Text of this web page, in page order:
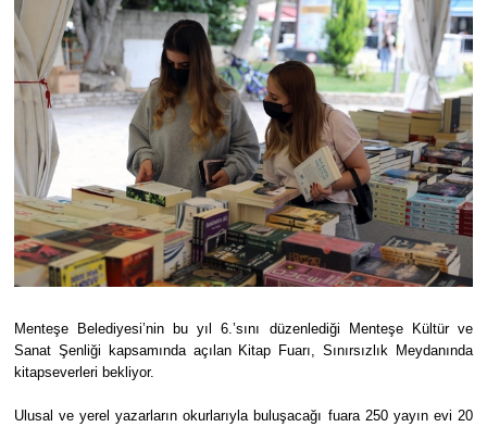
Menteşe Belediyesi’nin bu yıl 6.’sını düzenlediği Menteşe Kültür ve
Sanat Şenliği kapsamında açılan Kitap Fuarı, Sınırsızlık Meydanında
kitapseverleri bekliyor.
Ulusal ve yerel yazarların okurlarıyla buluşacağı fuara 250 yayın evi 20